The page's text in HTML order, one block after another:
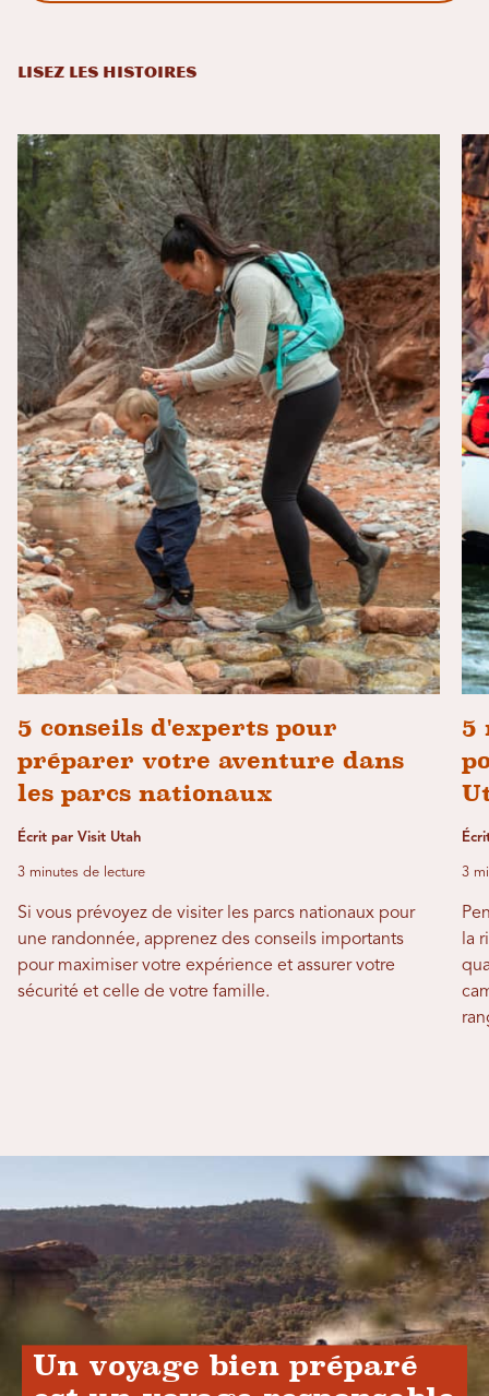
LISEZ LES HISTOIRES
5 conseils d'experts pour
préparer votre aventure dans
les parcs nationaux
Écrit par Visit Utah
3 minutes de lecture
Si vous prévoyez de visiter les parcs nationaux pour
une randonnée, apprenez des conseils importants
pour maximiser votre expérience et assurer votre
sécurité et celle de votre famille.
5
3
la
Un voyage bien préparé